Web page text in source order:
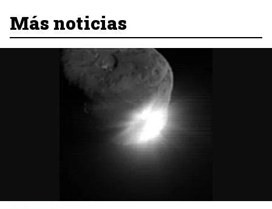
Más noticias